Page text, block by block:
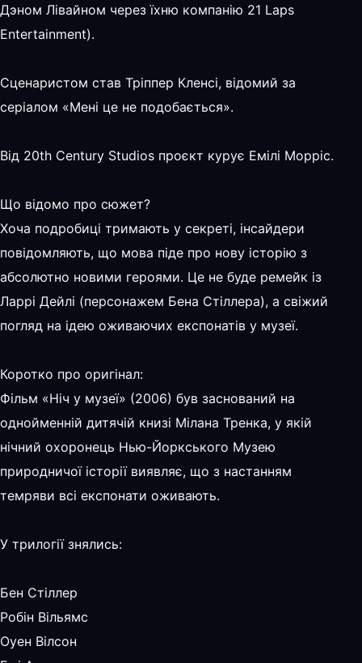
Дэном Лівайном через їхню компанію 21 Laps
Entertainment).
Сценаристом став Тріппер Кленсі, відомий за
серіалом «Мені це не подобається».
Від 20th Century Studios проєкт курує Емілі Морріс.
Що відомо про сюжет?
Хоча подробиці тримають у секреті, інсайдери
повідомляють, що мова піде про нову історію з
абсолютно новими героями. Це не буде ремейк із
Ларрі Дейлі (персонажем Бена Стіллера), а свіжий
погляд на ідею оживаючих експонатів у музеї.
Коротко про оригінал:
Фільм «Ніч у музеї» (2006) був заснований на
однойменній дитячій книзі Мілана Тренка, у якій
нічний охоронець Нью-Йоркського Музею
природничої історії виявляє, що з настанням
темряви всі експонати оживають.
У трилогії знялись:
Бен Стіллер
Робін Вільямс
Оуен Вілсон